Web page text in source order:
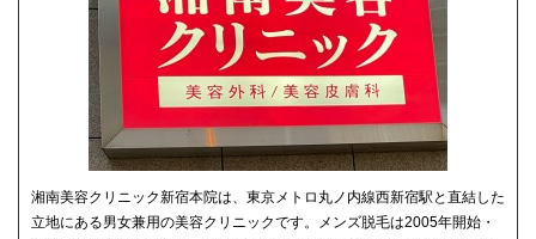
湘南美容クリニック新宿本院は、東京メトロ丸ノ内線西新宿駅と直結した
立地にある男女兼用の美容クリニックです。メンズ脱毛は2005年開始・